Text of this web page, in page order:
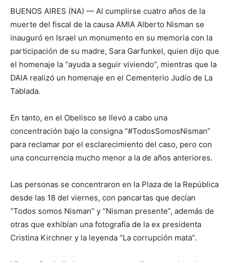
BUENOS AIRES (NA) — Al cumplirse cuatro años de la
muerte del fiscal de la causa AMIA Alberto Nisman se
inauguró en Israel un monumento en su memoria con la
participación de su madre, Sara Garfunkel, quien dijo que
el homenaje la “ayuda a seguir viviendo”, mientras que la
DAIA realizó un homenaje en el Cementerio Judío de La
Tablada.
En tanto, en el Obelisco se llevó a cabo una
concentración bajo la consigna “#TodosSomosNisman”
para reclamar por el esclarecimiento del caso, pero con
una concurrencia mucho menor a la de años anteriores.
Las personas se concentraron en la Plaza de la República
desde las 18 del viernes, con pancartas que decían
“Todos somos Nisman” y “Nisman presente”, además de
otras que exhibían una fotografía de la ex presidenta
Cristina Kirchner y la leyenda “La corrupción mata”.